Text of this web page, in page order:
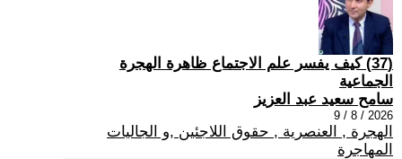
(37) كيف يفسر علم الاجتماع ظاهرة الهجرة
الجماعية
سامح سعيد عبد العزيز
2026 / 8 / 9
الهجرة , العنصرية , حقوق اللاجئين ,و الجاليات
المهاجرة